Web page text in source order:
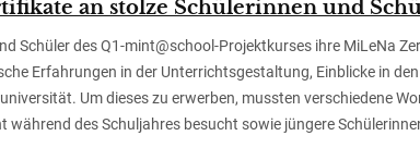
an stolze Schülerinnen und
Schüler des Q1-mint@school-Projektkurses ihre MiLeNa
Erfahrungen in der Unterrichtsgestaltung, Einblicke in
Um dieses zu erwerben, mussten verschiedene
des Schuljahres besucht sowie jüngere